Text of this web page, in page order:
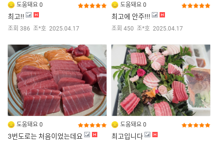
도움돼요 0
최고!!
조회 386 조*호 2025.04.17
도움돼요 0
최고에 안주!!!
조회 450 조*호 2025.04.17
도움돼요 0
3번도로는 처음이었는데요
도움돼요 0
최고입니다